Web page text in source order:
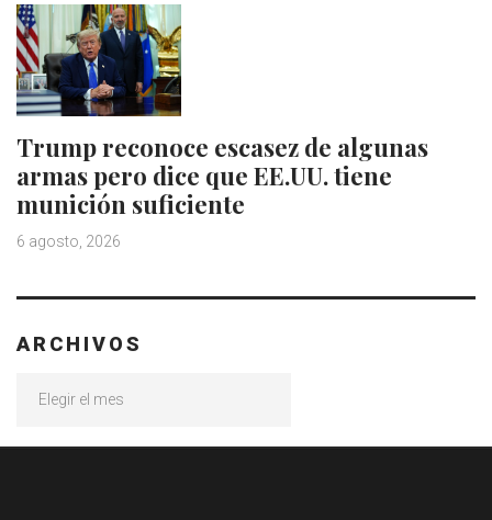
Trump reconoce escasez de algunas
armas pero dice que EE.UU. tiene
munición suficiente
6 agosto, 2026
ARCHIVOS